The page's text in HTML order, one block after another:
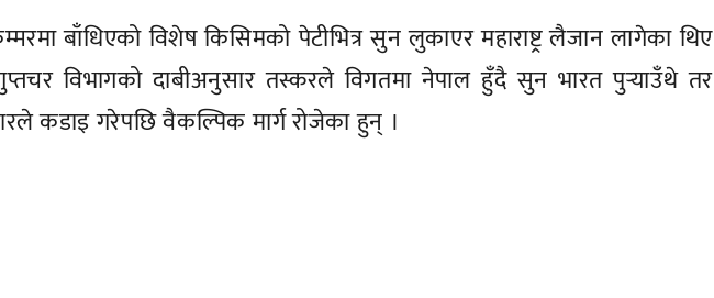
बाँधिएको विशेष किसिमको पेटीभित्र सुन लुकाएर महाराष्ट्र लैजान लागेका थिए
विभागको दाबीअनुसार तस्करले विगतमा नेपाल हुँदै सुन भारत पुर्‍याउँथे तर
कडाइ गरेपछि वैकल्पिक मार्ग रोजेका हुन् ।